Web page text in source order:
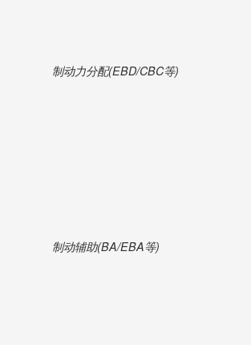
制动力分配(EBD/CBC等)
制动辅助(BA/EBA等)